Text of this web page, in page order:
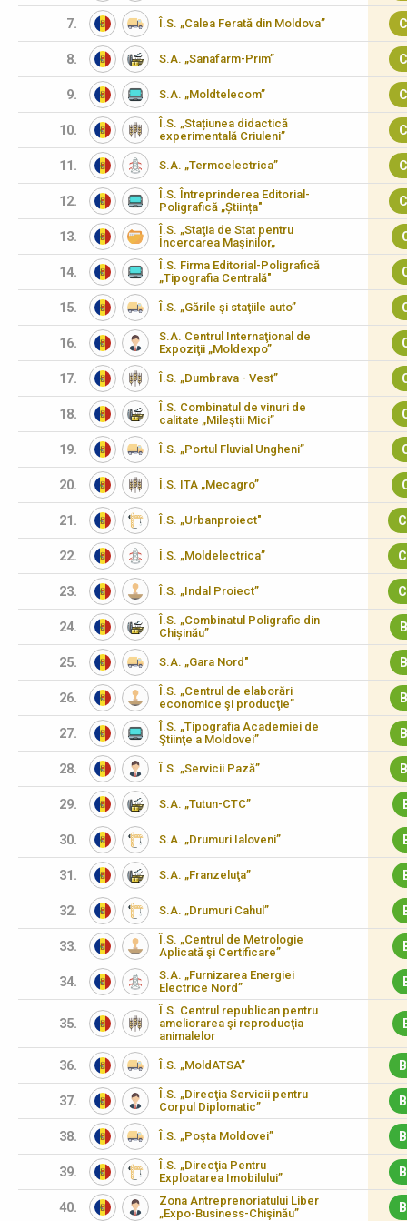
7. Î.S. „Calea Ferată din Moldova”
8. S.A. „Sanafarm-Prim”
9. S.A. „Moldtelecom”
10.
Î.S. „Stațiunea didactică
experimentală Criuleni”
11. S.A. „Termoelectrica”
12.
Î.S. Întreprinderea Editorial-
Poligrafică „Știința"
13.
Î.S. „Staţia de Stat pentru
Încercarea Maşinilor„
14.
Î.S. Firma Editorial-Poligrafică
„Tipografia Centrală"
15. Î.S. „Gările şi staţiile auto”
16.
S.A. Centrul Internaţional de
Expoziţii „Moldexpo”
17. Î.S. „Dumbrava - Vest”
18.
Î.S. Combinatul de vinuri de
calitate „Mileştii Mici”
19. Î.S. „Portul Fluvial Ungheni”
20. Î.S. ITA „Mecagro”
21. Î.S. „Urbanproiect"
22. Î.S. „Moldelectrica”
23. Î.S. „Indal Proiect”
24.
Î.S. „Combinatul Poligrafic din
Chișinău”
25. S.A. „Gara Nord"
26.
Î.S. „Centrul de elaborări
economice şi producţie”
27.
Î.S. „Tipografia Academiei de
Ştiinţe a Moldovei”
28. Î.S. „Servicii Pază”
29. S.A. „Tutun-CTC”
30. S.A. „Drumuri Ialoveni”
31. S.A. „Franzeluţa”
32. S.A. „Drumuri Cahul”
33.
Î.S. „Centrul de Metrologie
Aplicată şi Certificare”
34.
S.A. „Furnizarea Energiei
Electrice Nord”
35.
Î.S. Centrul republican pentru
ameliorarea şi reproducţia
animalelor
36. Î.S. „MoldATSA”
37.
Î.S. „Direcţia Servicii pentru
Corpul Diplomatic”
38. Î.S. „Poşta Moldovei”
39.
Î.S. „Direcţia Pentru
Exploatarea Imobilului”
40.
Zona Antreprenoriatului Liber
„Expo-Business-Chişinău”